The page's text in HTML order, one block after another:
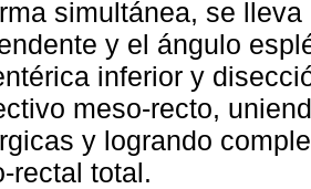
simultánea, se
y el ángulo
inferior y
meso-recto,
y logrando
rectal total.